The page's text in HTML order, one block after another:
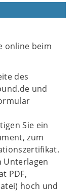
online beim
des
und
Sie ein
zum
Unterlagen
PDF,
hoch und